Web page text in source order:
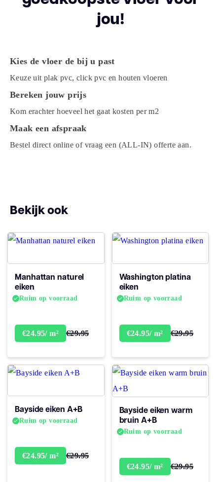
Vloerverwarming geschikt
Structuur
Soort vloerverwarming
Warmtedoorlaatweerstand
Merk
Soort vloer Plank
jou!
Kies de vloer de bij u past
Keuze uit plak pvc, click pvc en houten vloeren
Bereken jouw prijs
Kom erachter hoeveel het gaat kosten per m2
Maak een afspraak
Bestel direct online of vraag een (ALL-IN) offerte aan.
Bekijk ook
Manhattan naturel
eiken
Ruim op voorraad
€24.95/ m² €29.95
Washington platina
eiken
Ruim op voorraad
€24.95/ m² €29.95
Bayside eiken A+B
Ruim op voorraad
€24.95/ m² €29.95
Bayside eiken warm
bruin A+B
Ruim op voorraad
€24.95/ m² €29.95